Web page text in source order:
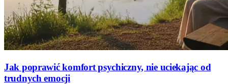
Jak poprawić komfort psychiczny, nie uciekając od
trudnych emocji